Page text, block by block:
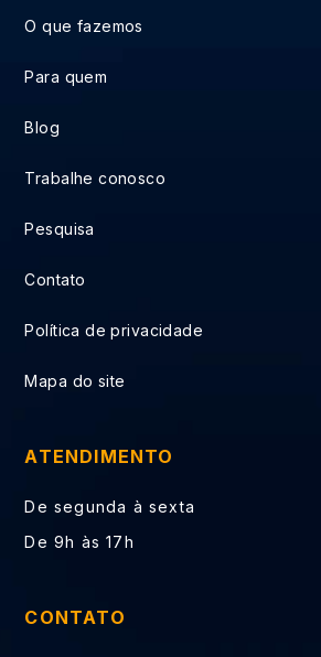
O que fazemos
Para quem
Blog
Trabalhe conosco
Pesquisa
Contato
Política de privacidade
Mapa do site
ATENDIMENTO
De segunda à sexta
De 9h às 17h
CONTATO